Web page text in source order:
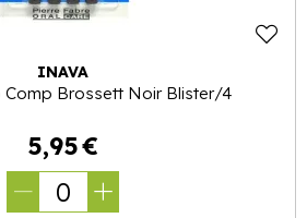
INAVA
Brossett Noir Blister/4
5,95€
0